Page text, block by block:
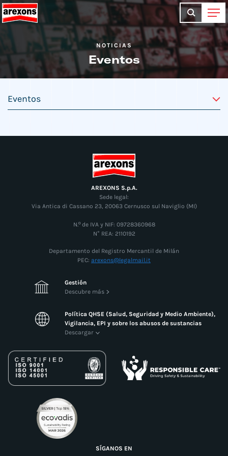
NOTICIAS
Eventos
AREXONS S.p.A.
Sede legal:
Via Antica di Cassano 23, 20063 Cernusco sul Naviglio (MI)
N.º de IVA y NIF: 09728360968
N° REA: 2110192
Departamento del Registro Mercantil de Milán
PEC: arexons@legalmail.it
Gestión
Descubre más
Política QHSE (Salud, Seguridad y Medio Ambiente),
Vigilancia, EPI y sobre los abusos de sustancias
Descargar
SÍGANOS EN